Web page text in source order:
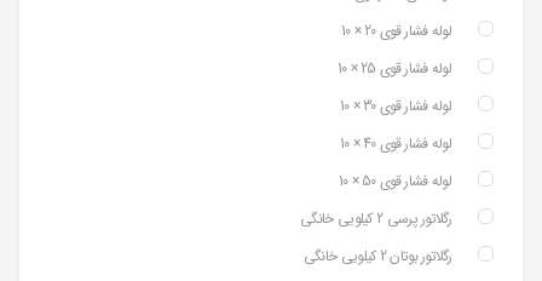
لوله فشار قوی 20 × 10
لوله فشار قوی 25 × 10
لوله فشار قوی 30 × 10
لوله فشار قوی 40 × 10
لوله فشار قوی 50 × 10
رگلاتور پرسی 2 کیلویی خانگی
رگلاتور بوتان 2 کیلویی خانگی